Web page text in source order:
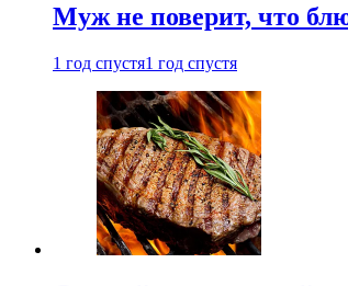
Муж не поверит, что
1 год спустя1 год спустя